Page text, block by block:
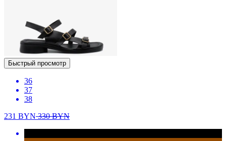
Быстрый просмотр
36
37
38
231 BYN330BYN